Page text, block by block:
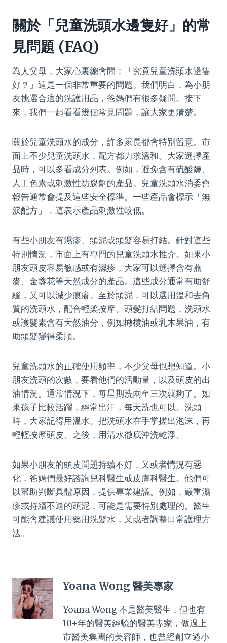
關於「兒童洗頭水邊隻好」的常
見問題 (FAQ)
為人父母，大家心裏總會問：「究竟兒童洗頭水邊隻
好？」這是一個非常重要的問題。我們明白，為小朋
友挑選合適的洗護用品，爸媽們有很多疑問。接下
來，我們一起看看幾個常見問題，讓大家更清楚。
關於兒童洗頭水的成分，許多家長都會特別留意。市
面上不少兒童洗頭水，配方都力求溫和。大家選擇產
品時，可以多看成分列表。例如，避免含有硫酸鹽、
人工色素或刺激性防腐劑的產品。兒童洗頭水消委會
報告通常會提及這些安全標準。一些產品會標示「無
淚配方」，這表示產品刺激性較低。
有些小朋友有濕疹、頭泥或頭髮容易打結。針對這些
特別情況，市面上有專門的兒童洗頭水推介。如果小
朋友頭皮容易敏感或有濕疹，大家可以選擇含有燕
麥、金盞花等天然成分的產品。這些成分通常有助舒
緩，又可以減少痕癢。至於頭泥，可以選用溫和去角
質的洗頭水，配合輕柔按摩。頭髮打結問題，洗頭水
或護髮素含有天然油分，例如橄欖油或乳木果油，有
助頭髮變得柔順。
兒童洗頭水的正確使用頻率，不少父母也想知道。小
朋友洗頭的次數，要看他們的活動量，以及頭皮的出
油情況。通常情況下，每星期洗兩至三次就夠了。如
果孩子比較活躍，經常出汗，每天洗也可以。洗頭
時，大家記得用溫水。把洗頭水在手掌搓出泡沫，再
輕輕按摩頭皮。之後，用清水徹底沖洗乾淨。
如果小朋友的頭皮問題持續不好，又或者情況有惡
化，爸媽們最好諮詢兒科醫生或皮膚科醫生。他們可
以幫助判斷具體原因，提供專業建議。例如，嚴重濕
疹或持續不退的頭泥，可能是需要特別處理的。醫生
可能會建議使用藥用洗髮水，又或者調整日常護理方
法。
Yoana Wong 醫美專家
Yoana Wong 不是醫美醫生，但也有
10+年的醫美經驗的醫美專家，做過上
市醫美集團的美容師，也曾經創立過小